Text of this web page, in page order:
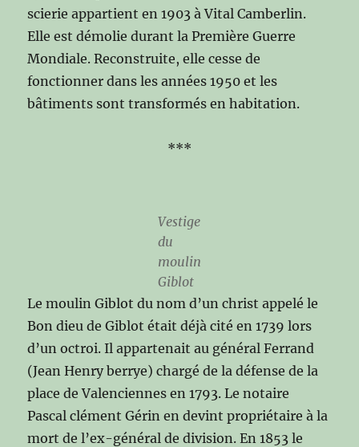
scierie appartient en 1903 à Vital Camberlin.
Elle est démolie durant la Première Guerre
Mondiale. Reconstruite, elle cesse de
fonctionner dans les années 1950 et les
bâtiments sont transformés en habitation.
***
Vestige
du
moulin
Giblot
Le moulin Giblot du nom d’un christ appelé le
Bon dieu de Giblot était déjà cité en 1739 lors
d’un octroi. Il appartenait au général Ferrand
(Jean Henry berrye) chargé de la défense de la
place de Valenciennes en 1793. Le notaire
Pascal clément Gérin en devint propriétaire à la
mort de l’ex-général de division. En 1853 le